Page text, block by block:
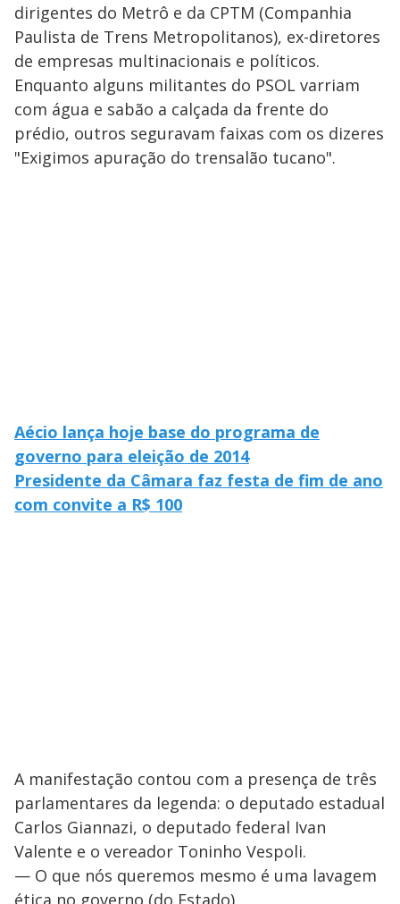
dirigentes do Metrô e da CPTM (Companhia
Paulista de Trens Metropolitanos), ex-diretores
de empresas multinacionais e políticos.
Enquanto alguns militantes do PSOL varriam
com água e sabão a calçada da frente do
prédio, outros seguravam faixas com os dizeres
"Exigimos apuração do trensalão tucano".
Aécio lança hoje base do programa de
governo para eleição de 2014
Presidente da Câmara faz festa de fim de ano
com convite a R$ 100
A manifestação contou com a presença de três
parlamentares da legenda: o deputado estadual
Carlos Giannazi, o deputado federal Ivan
Valente e o vereador Toninho Vespoli.
— O que nós queremos mesmo é uma lavagem
ética no governo (do Estado).